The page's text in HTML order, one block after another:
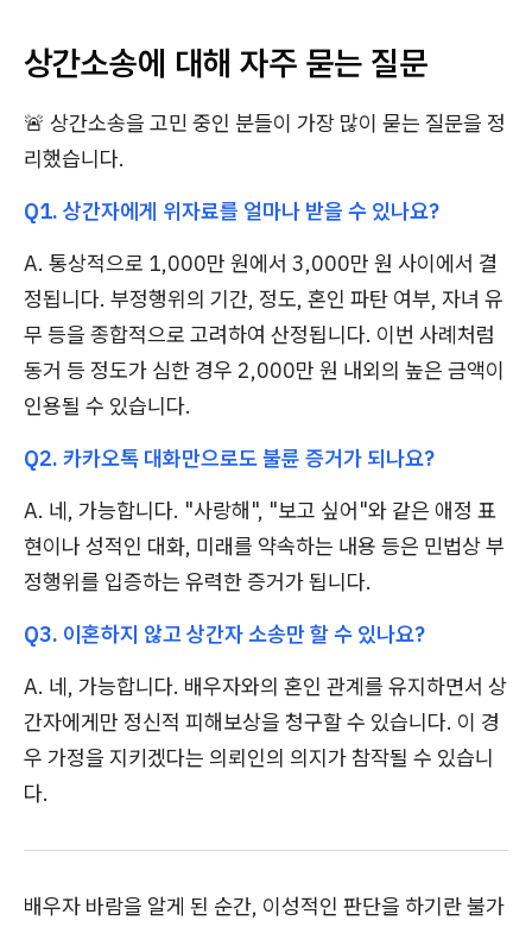
상간소송에 대해 자주 묻는 질문
🚨 상간소송을 고민 중인 분들이 가장 많이 묻는 질문을 정
리했습니다.
Q1. 상간자에게 위자료를 얼마나 받을 수 있나요?
A. 통상적으로 1,000만 원에서 3,000만 원 사이에서 결
정됩니다. 부정행위의 기간, 정도, 혼인 파탄 여부, 자녀 유
무 등을 종합적으로 고려하여 산정됩니다. 이번 사례처럼
동거 등 정도가 심한 경우 2,000만 원 내외의 높은 금액이
인용될 수 있습니다.
Q2. 카카오톡 대화만으로도 불륜 증거가 되나요?
A. 네, 가능합니다. "사랑해", "보고 싶어"와 같은 애정 표
현이나 성적인 대화, 미래를 약속하는 내용 등은 민법상 부
정행위를 입증하는 유력한 증거가 됩니다.
Q3. 이혼하지 않고 상간자 소송만 할 수 있나요?
A. 네, 가능합니다. 배우자와의 혼인 관계를 유지하면서 상
간자에게만 정신적 피해보상을 청구할 수 있습니다. 이 경
우 가정을 지키겠다는 의뢰인의 의지가 참작될 수 있습니
다.
배우자 바람을 알게 된 순간, 이성적인 판단을 하기란 불가